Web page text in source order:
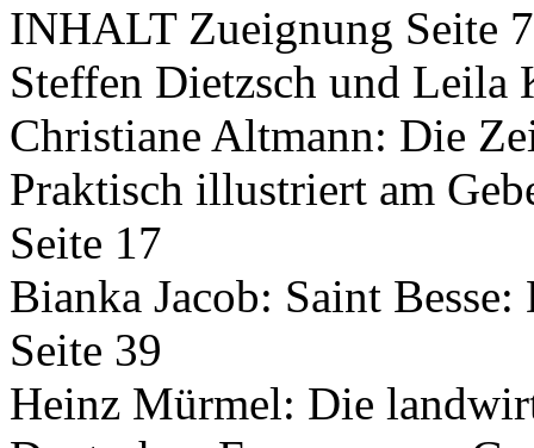
INHALT Zueignung Seite 7
Steffen Dietzsch und Leila
Christiane Altmann: Die
Praktisch illustriert am
Seite 17
Bianka Jacob: Saint
Seite 39
Heinz Mürmel: Die